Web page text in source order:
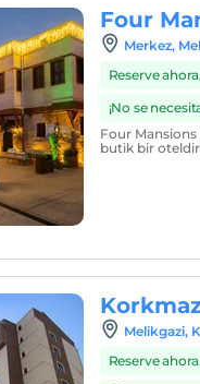
Four
Merkez,
Reserve
¡No se
Four Mansions
butik bir
Melikgazi,
Reserve